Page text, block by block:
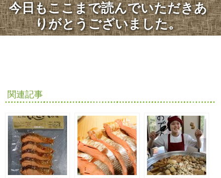
今日もここまで読んでいただきあ
りがとうございました。
関連記事